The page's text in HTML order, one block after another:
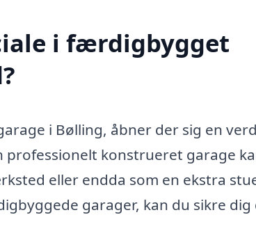
i færdigbygget
i Bølling, åbner der sig en
konstrueret garage
eller endda som en ekstra
garager, kan du sikre dig